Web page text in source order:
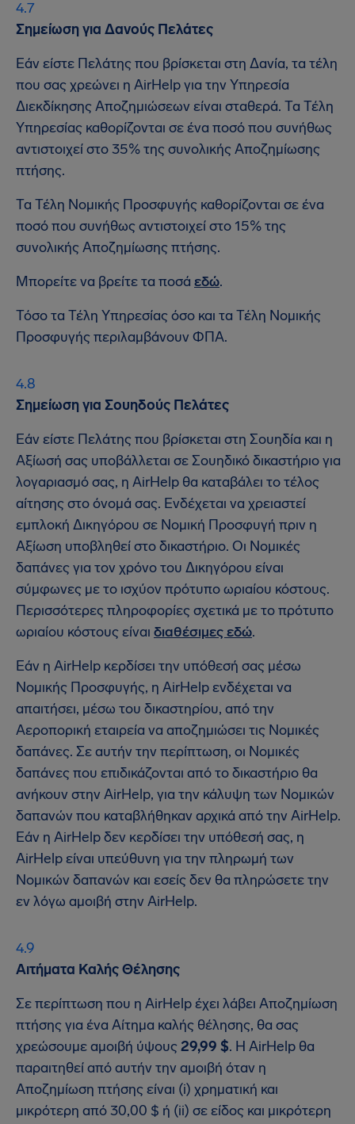
Σημείωση για Δανούς Πελάτες
Εάν είστε Πελάτης που βρίσκεται στη Δανία, τα τέλη
που σας χρεώνει η AirHelp για την Υπηρεσία
Διεκδίκησης Αποζημιώσεων είναι σταθερά. Τα Τέλη
Υπηρεσίας καθορίζονται σε ένα ποσό που συνήθως
αντιστοιχεί στο 35% της συνολικής Αποζημίωσης
πτήσης.
Τα Τέλη Νομικής Προσφυγής καθορίζονται σε ένα
ποσό που συνήθως αντιστοιχεί στο 15% της
συνολικής Αποζημίωσης πτήσης.
Μπορείτε να βρείτε τα ποσά εδώ.
Τόσο τα Τέλη Υπηρεσίας όσο και τα Τέλη Νομικής
Προσφυγής περιλαμβάνουν ΦΠΑ.
Σημείωση για Σουηδούς Πελάτες
Εάν είστε Πελάτης που βρίσκεται στη Σουηδία και η
Αξίωσή σας υποβάλλεται σε Σουηδικό δικαστήριο για
λογαριασμό σας, η AirHelp θα καταβάλει το τέλος
αίτησης στο όνομά σας. Ενδέχεται να χρειαστεί
εμπλοκή Δικηγόρου σε Νομική Προσφυγή πριν η
Αξίωση υποβληθεί στο δικαστήριο. Οι Νομικές
δαπάνες για τον χρόνο του Δικηγόρου είναι
σύμφωνες με το ισχύον πρότυπο ωριαίου κόστους.
Περισσότερες πληροφορίες σχετικά με το πρότυπο
ωριαίου κόστους είναι διαθέσιμες εδώ.
Εάν η AirHelp κερδίσει την υπόθεσή σας μέσω
Νομικής Προσφυγής, η AirHelp ενδέχεται να
απαιτήσει, μέσω του δικαστηρίου, από την
Αεροπορική εταιρεία να αποζημιώσει τις Νομικές
δαπάνες. Σε αυτήν την περίπτωση, οι Νομικές
δαπάνες που επιδικάζονται από το δικαστήριο θα
ανήκουν στην AirHelp, για την κάλυψη των Νομικών
δαπανών που καταβλήθηκαν αρχικά από την AirHelp.
Εάν η AirHelp δεν κερδίσει την υπόθεσή σας, η
AirHelp είναι υπεύθυνη για την πληρωμή των
Νομικών δαπανών και εσείς δεν θα πληρώσετε την
εν λόγω αμοιβή στην AirHelp.
Αιτήματα Καλής Θέλησης
Σε περίπτωση που η AirHelp έχει λάβει Αποζημίωση
πτήσης για ένα Αίτημα καλής θέλησης, θα σας
χρεώσουμε αμοιβή ύψους29,99 $. Η AirHelp θα
παραιτηθεί από αυτήν την αμοιβή όταν η
Αποζημίωση πτήσης είναι (i) χρηματική και
μικρότερη από 30,00 $ ή (ii) σε είδος και μικρότερη